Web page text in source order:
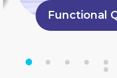
Data
1 2 3 4 5
1